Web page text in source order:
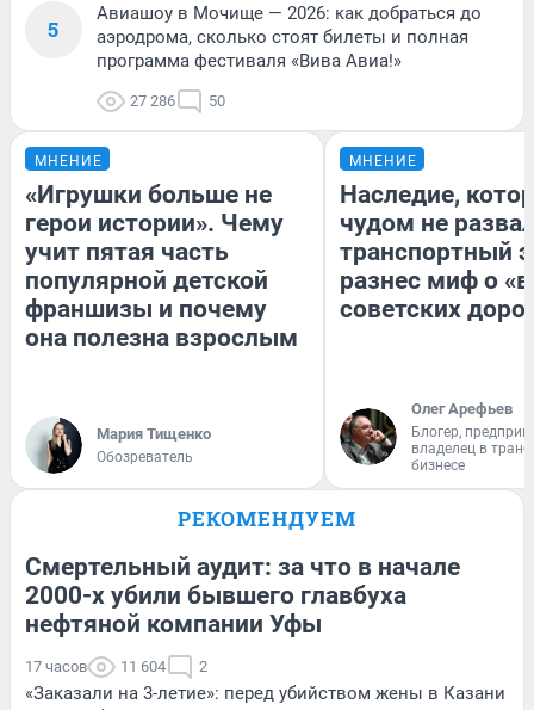
5
Авиашоу в Мочище — 2026: как добраться до
аэродрома, сколько стоят билеты и полная
программа фестиваля «Вива Авиа!»
27 286 50
МНЕНИЕ
«Игрушки больше не
герои истории». Чему
учит пятая часть
популярной детской
франшизы и почему
она полезна взрослым
Мария Тищенко
Обозреватель
МНЕНИЕ
Наследие,
чудом не
транспортный
разнес миф о
советских
Олег Арефьев
Блогер,
владелец в
бизнесе
РЕКОМЕНДУЕМ
Смертельный аудит: за что в начале
2000-х убили бывшего главбуха
нефтяной компании Уфы
17 часов 11 604 2
«Заказали на 3-летие»: перед убийством жены в Казани